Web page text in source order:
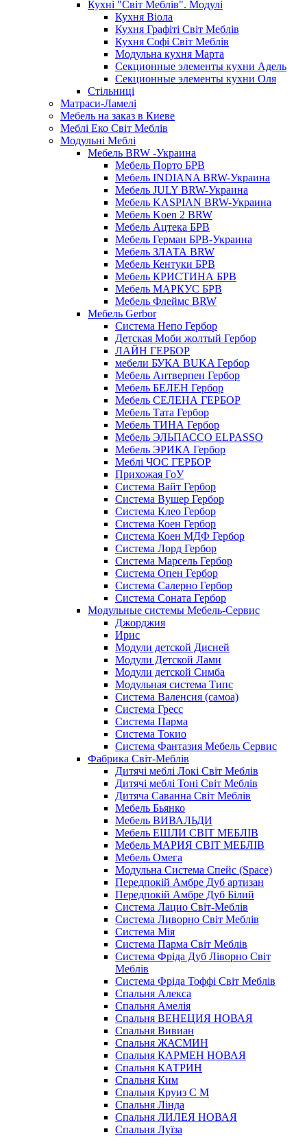
Кухні "Світ Меблів". Модулі
Кухня Віола
Кухня Графіті Світ Меблів
Кухня Софі Світ Меблів
Модульна кухня Марта
Секционные элементы кухни Адель
Секционные элементы кухни Оля
Стільниці
Матраси-Ламелі
Мебель на заказ в Киеве
Меблі Еко Світ Меблів
Модульні Меблі
Мебель BRW -Украина
Мебель Порто БРВ
Мебель INDIANA BRW-Украина
Мебель JULY BRW-Украина
Мебель KASPIAN BRW-Украина
Мебель Koen 2 BRW
Мебель Ацтека БРВ
Мебель Герман БРВ-Украина
Мебель ЗЛАТА BRW
Мебель Кентуки БРВ
Мебель КРИСТИНА БРВ
Мебель МАРКУС БРВ
Мебель Флеймс BRW
Мебель Gerbor
Cистема Непо Гербор
Детская Моби жолтый Гербор
ЛАЙН ГЕРБОР
мебели БУКА BUKA Гербор
Мебель Антверпен Гербор
Мебель БЕЛЕН Гербор
Мебель СЕЛЕНА ГЕРБОР
Мебель Тата Гербор
Мебель ТИНА Гербор
Мебель ЭЛЬПАССО ELPASSO
Мебель ЭРИКА Гербор
Меблі ЧОС ГЕРБОР
Прихожая ГоУ
Система Вайт Гербор
Система Вушер Гербор
Система Клео Гербор
Система Коен Гербор
Система Коен МДФ Гербор
Система Лорд Гербор
Система Марсель Гербор
Система Опен Гербор
Система Салерно Гербор
Система Соната Гербор
Модульные системы Мебель-Сервис
Джорджия
Ирис
Модули детской Дисней
Модули Детской Лами
Модули детской Симба
Модульная система Типс
Система Валенсия (самоа)
Система Гресс
Система Парма
Система Токио
Система Фантазия Мебель Сервис
Фабрика Світ-Меблів
Дитячі меблі Локі Світ Меблів
Дитячі меблі Тоні Світ Меблів
Дитяча Саванна Світ Меблів
Мебель Бьянко
Мебель ВИВАЛЬДИ
Мебель ЕШЛИ СВІТ МЕБЛІВ
Мебель МАРИЯ СВІТ МЕБЛІВ
Мебель Омега
Модульна Cистема Спейс (Space)
Передпокій Амбре Дуб артизан
Передпокій Амбре Дуб Білий
Система Лацио Світ-Меблів
Система Ливорно Світ Меблів
Система Мія
Система Парма Свiт Меблiв
Система Фріда Дуб Ліворно Світ
Меблів
Система Фріда Тоффі Світ Меблів
Спальня Алекса
Спальня Амелія
Спальня ВЕНЕЦИЯ НОВАЯ
Спальня Вивиан
Спальня ЖАСМИН
Спальня КАРМЕН НОВАЯ
Спальня КАТРИН
Спальня Ким
Спальня Круиз С М
Спальня Лінда
Спальня ЛИЛЕЯ НОВАЯ
Спальня Луїза